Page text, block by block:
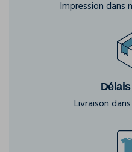
Impression dans
Livraison